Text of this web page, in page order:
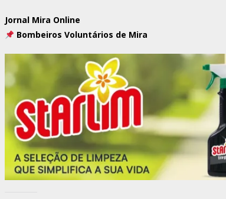
Jornal Mira Online
Bombeiros Voluntários de Mira